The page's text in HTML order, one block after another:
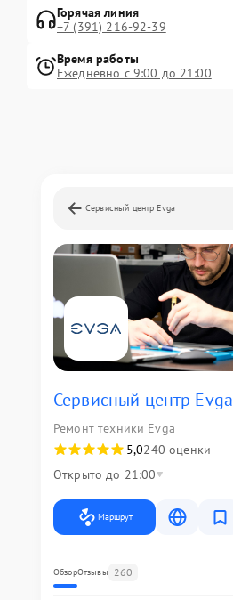
Горячая линия
+7 (391) 216-92-39
Время работы
Ежедневно с 9:00 до 21:00
Сервисный центр Evga
Сервисный центр Evga
Ремонт техники Evga
5,0240 оценки
Открыто до 21:00
Маршрут
ОбзорОтзывы 260